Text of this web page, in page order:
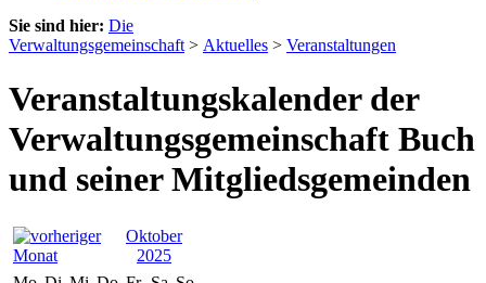
Sie sind hier: Die
Verwaltungsgemeinschaft > Aktuelles > Veranstaltungen
Veranstaltungskalender der
Verwaltungsgemeinschaft Buch
und seiner Mitgliedsgemeinden
Oktober
2025